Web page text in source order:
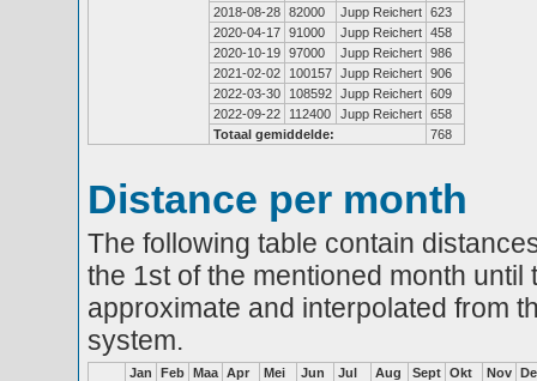
2018-08-28 82000 Jupp Reichert 623
2020-04-17 91000 Jupp Reichert 458
2020-10-19 97000 Jupp Reichert 986
2021-02-02
100157 Jupp Reichert 906
2022-03-30
108592 Jupp Reichert 609
2022-09-22
112400 Jupp Reichert 658
Totaal gemiddelde:
768
Distance per month
The following table contain
the 1st of the mentioned month
approximate and interpolated from
system.
Jan Feb Maa Apr Mei Jun Jul Aug Sept Okt Nov